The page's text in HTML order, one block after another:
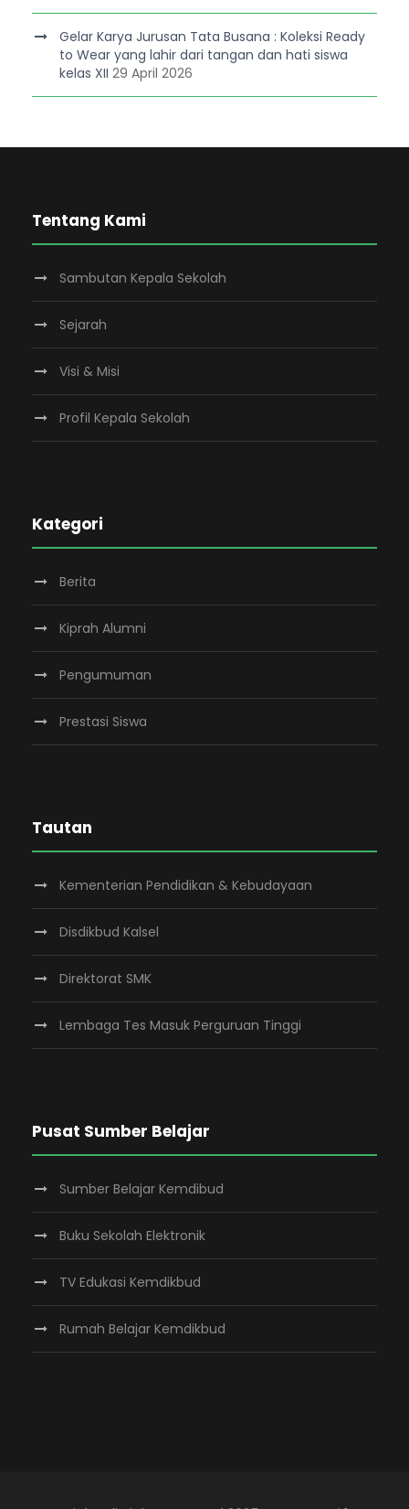
Gelar Karya Jurusan Tata Busana : Koleksi Ready
to Wear yang lahir dari tangan dan hati siswa
kelas XII 29 April 2026
Tentang Kami
Sambutan Kepala Sekolah
Sejarah
Visi & Misi
Profil Kepala Sekolah
Kategori
Berita
Kiprah Alumni
Pengumuman
Prestasi Siswa
Tautan
Kementerian Pendidikan & Kebudayaan
Disdikbud Kalsel
Direktorat SMK
Lembaga Tes Masuk Perguruan Tinggi
Pusat Sumber Belajar
Sumber Belajar Kemdibud
Buku Sekolah Elektronik
TV Edukasi Kemdikbud
Rumah Belajar Kemdikbud